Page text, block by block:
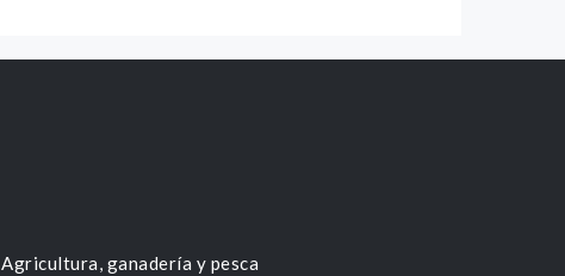
Agricultura, ganadería y pesca